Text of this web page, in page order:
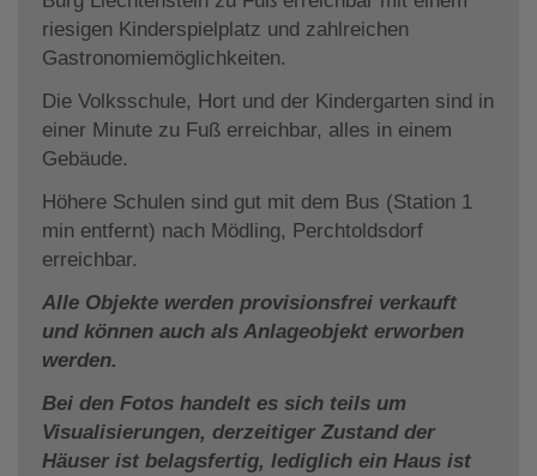
riesigen Kinderspielplatz und zahlreichen
Gastronomiemöglichkeiten.
Die Volksschule, Hort und der Kindergarten sind in
einer Minute zu Fuß erreichbar, alles in einem
Gebäude.
Höhere Schulen sind gut mit dem Bus (Station 1
min entfernt) nach Mödling, Perchtoldsdorf
erreichbar.
Alle Objekte werden provisionsfrei verkauft
und können auch als Anlageobjekt erworben
werden.
Bei den Fotos handelt es sich teils um
Visualisierungen, derzeitiger Zustand der
Häuser ist belagsfertig, lediglich ein Haus ist